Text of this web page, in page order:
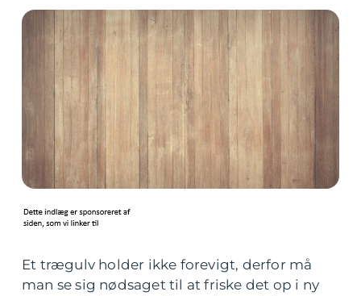
Et trægulv holder ikke forevigt, derfor må
man se sig nødsaget til at friske det op i ny